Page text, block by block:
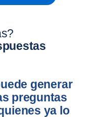
generar
preguntas
ya lo